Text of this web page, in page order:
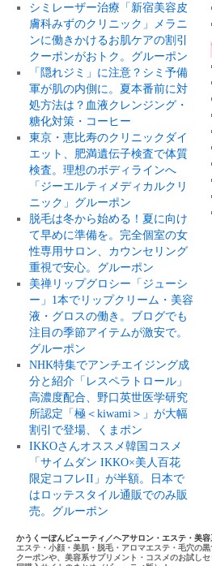
シミレーザー治療「新宿美容皮
膚科みずのクリニック」メラニ
ンに働きかけるお肌ケアの割引
クーポンがおトク。グルーポン
「隠れジミ」に注意？シミ予備
軍が肌の内側に。夏本番前に対
処方法は？血液クレンジング・
糖化対策・コーヒー
東京・恵比寿のクリニックダイ
エット、肥満遺伝子検査で体質
検査。理想のボディラインへ
「ジーエルティメディカルクリ
ニック」グルーポン
脱毛は冬から始める！夏に向け
て早めに準備を。完全個室の女
性専用サロン、カウンセリング
重視で安心。グルーポン
美禅リップグロシー「ジューシ
ー」1本でリップクリーム・美容
液・グロスの働き。ブログでも
注目の季節アイテムが激安で。
グルーポン
NHK特集でアンチエイジング成
分と紹介「レスペラトロール」
高濃度配合、野口英世医学研究
所認定「極＜kiwami＞」が大幅
割引で登場、くまポン
IKKOさんオススメ韓国コスメ
「サイムダン IKKO×美人百花
限定コフレII」が半額。日本で
はロッテスタイル通販でのみ販
売。グルーポン
かうくーぽんビューティ／ヘアサロン・エステ・美
エステ・小顔・美肌・脱毛・アロマエステ・毛穴の
クーポンや、美容系サプリメント・コスメのお試し